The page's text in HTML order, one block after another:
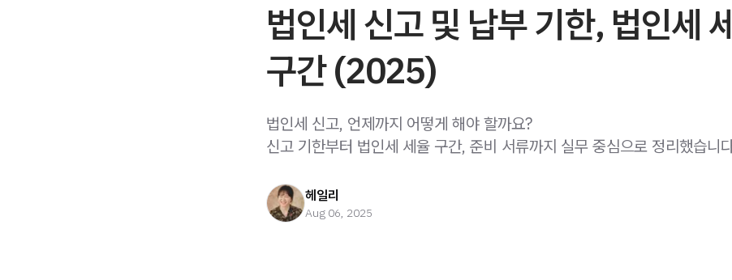
법인세 신고 및 납부 기한, 법인세
구간 (2025)
법인세 신고, 언제까지 어떻게 해야 할까요?
신고 기한부터 법인세 세율 구간, 준비 서류까지 실무 중심으로 정리했습니
헤일리
Aug 06, 2025